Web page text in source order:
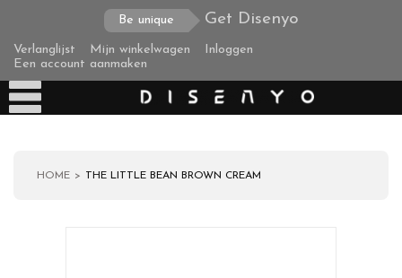
Be unique Get Disenyo
Verlanglijst Mijn winkelwagen
Inloggen
Een account aanmaken
HOME THE LITTLE BEAN BROWN CREAM